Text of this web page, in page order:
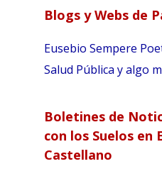
Blogs y Webs de
Eusebio Sempere
Salud Pública y algo
Boletines de
con los Suelos en
Castellano